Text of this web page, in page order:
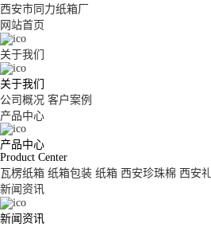
西安市同力纸箱厂
网站首页
关于我们
关于我们
公司概况 客户案例
产品中心
产品中心
Product Center
瓦楞纸箱 纸箱包装 纸箱 西安珍珠棉 西安
新闻资讯
新闻资讯